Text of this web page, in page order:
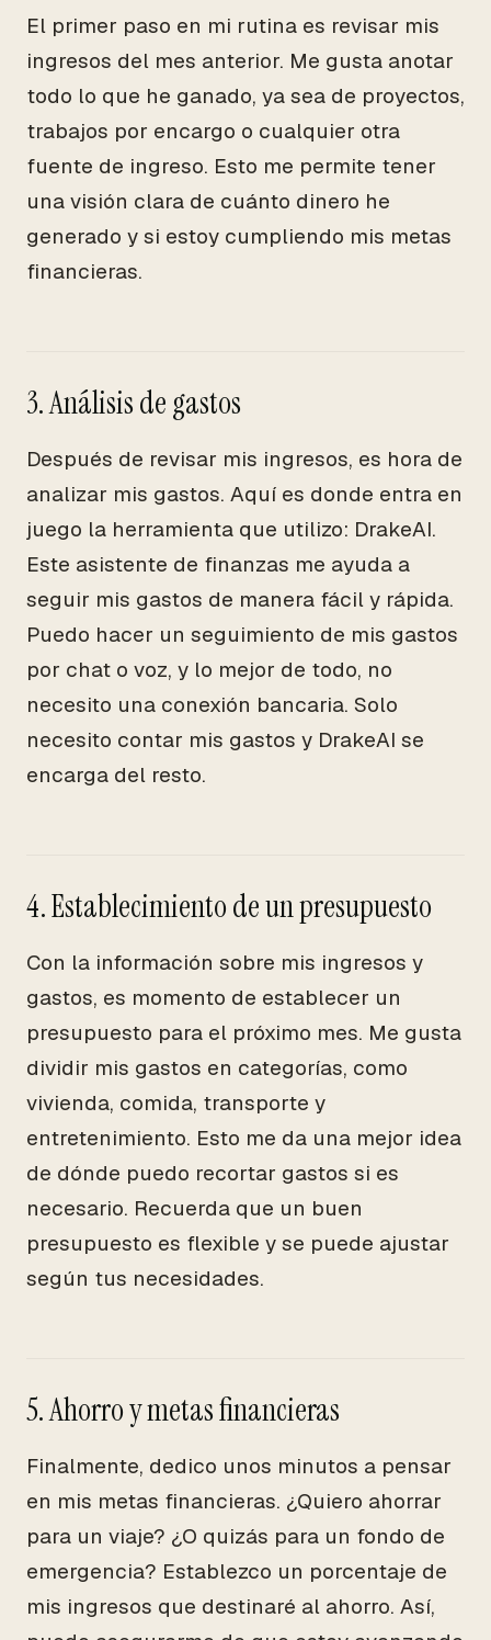
El primer paso en mi rutina es revisar mis
ingresos del mes anterior. Me gusta anotar
todo lo que he ganado, ya sea de proyectos,
trabajos por encargo o cualquier otra
fuente de ingreso. Esto me permite tener
una visión clara de cuánto dinero he
generado y si estoy cumpliendo mis metas
financieras.
3. Análisis de gastos
Después de revisar mis ingresos, es hora de
analizar mis gastos. Aquí es donde entra en
juego la herramienta que utilizo: DrakeAI.
Este asistente de finanzas me ayuda a
seguir mis gastos de manera fácil y rápida.
Puedo hacer un seguimiento de mis gastos
por chat o voz, y lo mejor de todo, no
necesito una conexión bancaria. Solo
necesito contar mis gastos y DrakeAI se
encarga del resto.
4. Establecimiento de un presupuesto
Con la información sobre mis ingresos y
gastos, es momento de establecer un
presupuesto para el próximo mes. Me gusta
dividir mis gastos en categorías, como
vivienda, comida, transporte y
entretenimiento. Esto me da una mejor idea
de dónde puedo recortar gastos si es
necesario. Recuerda que un buen
presupuesto es flexible y se puede ajustar
según tus necesidades.
5. Ahorro y metas financieras
Finalmente, dedico unos minutos a pensar
en mis metas financieras. ¿Quiero ahorrar
para un viaje? ¿O quizás para un fondo de
emergencia? Establezco un porcentaje de
mis ingresos que destinaré al ahorro. Así,